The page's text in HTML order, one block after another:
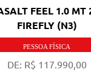
FEEL 1.0 MT
FIREFLY (N3)
PESSOA FÍSICA
DE: R$ 117.990,00